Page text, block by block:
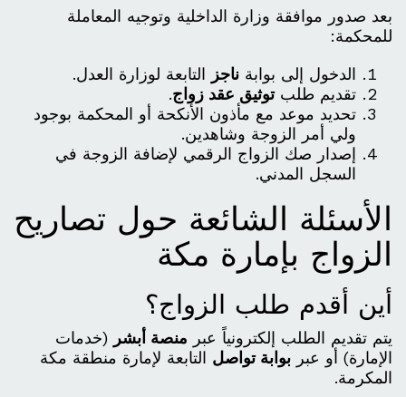
بعد صدور موافقة وزارة الداخلية وتوجيه المعاملة
للمحكمة:
الدخول إلى بوابة ناجز التابعة لوزارة العدل.
تقديم طلبتوثيق عقد زواج.
تحديد موعد مع مأذون الأنكحة أو المحكمة بوجود
ولي أمر الزوجة وشاهدين.
إصدار صك الزواج الرقمي لإضافة الزوجة في
السجل المدني.
الأسئلة الشائعة حول تصاريح
الزواج بإمارة مكة
أين أقدم طلب الزواج؟
يتم تقديم الطلب إلكترونياً عبر منصة أبشر (خدمات
الإمارة) أو عبر بوابة تواصل التابعة لإمارة منطقة مكة
المكرمة.